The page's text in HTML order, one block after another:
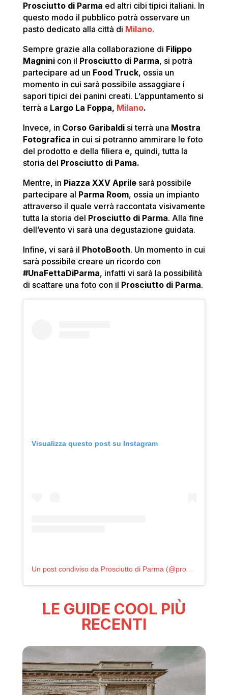
Prosciutto di Parma ed altri cibi tipici italiani. In
questo modo il pubblico potrà osservare un
pasto dedicato alla città di Milano.
Sempre grazie alla collaborazione di Filippo
Magninicon il Prosciutto di Parma, si potrà
partecipare ad un Food Truck, ossia un
momento in cui sarà possibile assaggiare i
sapori tipici dei panini creati. L’appuntamento si
terrà a Largo La Foppa, Milano.
Invece, in Corso Garibaldisi terrà una Mostra
Fotografica in cui si potranno ammirare le foto
del prodotto e della filiera e, quindi, tutta la
storia del Prosciutto di Pama.
Mentre, in Piazza XXV Aprilesarà possibile
partecipare al Parma Room, ossia un impianto
attraverso il quale verrà raccontata visivamente
tutta la storia del Prosciutto di Parma. Alla fine
dell’evento vi sarà una degustazione guidata.
Infine, vi sarà il PhotoBooth. Un momento in cui
sarà possibile creare un ricordo con
#UnaFettaDiParma, infatti vi sarà la possibilità
di scattare una foto con il Prosciutto di Parma.
Visualizza questo post su Instagram
Un post condiviso da Prosciutto di Parma (@prosciuttodiparma_it)
LE GUIDE COOL PIÙ
RECENTI